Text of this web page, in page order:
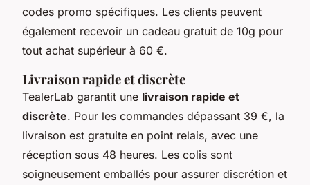
codes promo spécifiques. Les clients peuvent
également recevoir un cadeau gratuit de 10g pour
tout achat supérieur à 60 €.
Livraison rapide et discrète
TealerLab garantit une livraison rapide et
discrète. Pour les commandes dépassant 39 €, la
livraison est gratuite en point relais, avec une
réception sous 48 heures. Les colis sont
soigneusement emballés pour assurer discrétion et